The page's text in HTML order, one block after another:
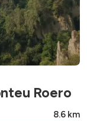
Roero
8.6 km